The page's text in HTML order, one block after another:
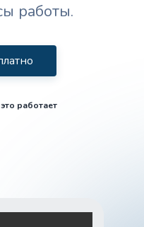
работы.
работает